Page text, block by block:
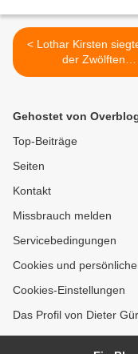
< Lothar Kirsten siegte bei
der Zwölften
Veitshöchheimer
Gehostet von
Top-Beiträge
Seiten
Kontakt
Missbrauch melden
Servicebedingungen
Cookies und
Cookies-Einstellungen
Das Profil von Dieter